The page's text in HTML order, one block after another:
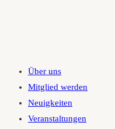
Über uns
Mitglied werden
Neuigkeiten
Veranstaltungen